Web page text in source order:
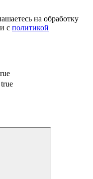
на обработку
с политикой
true